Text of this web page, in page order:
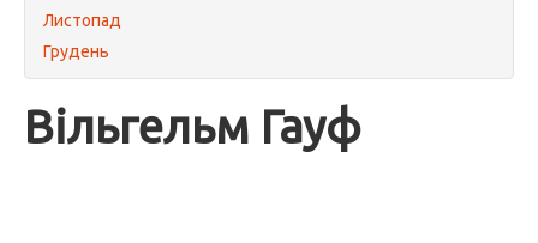
Листопад
Грудень
Вільгельм Гауф